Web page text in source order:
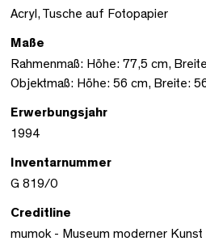
Acryl, Tusche auf Fotopapier
Maße
Rahmenmaß: Höhe: 77,5 cm,
Objektmaß: Höhe: 56 cm, Breite:
Erwerbungsjahr
1994
Inventarnummer
G 819/0
Creditline
mumok - Museum moderner